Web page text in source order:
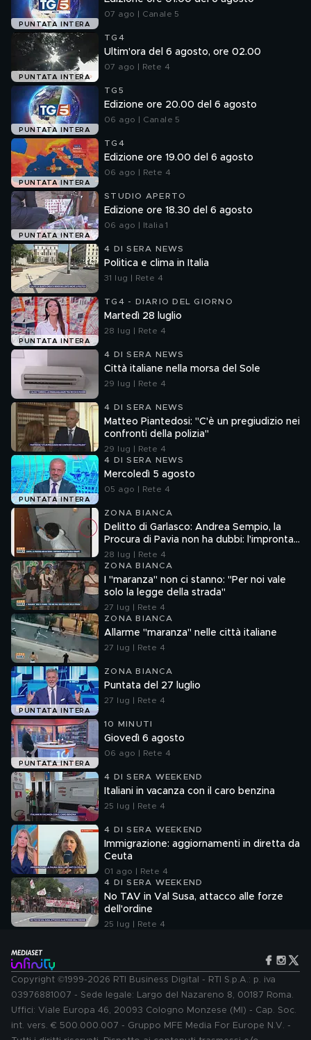
PUNTATA INTERA
07 ago | Canale 5
PUNTATA INTERA
TG4
Ultim'ora del 6 agosto, ore 02.00
07 ago | Rete 4
PUNTATA INTERA
TG5
Edizione ore 20.00 del 6 agosto
06 ago | Canale 5
PUNTATA INTERA
TG4
Edizione ore 19.00 del 6 agosto
06 ago | Rete 4
PUNTATA INTERA
STUDIO APERTO
Edizione ore 18.30 del 6 agosto
06 ago | Italia 1
4 DI SERA NEWS
Politica e clima in Italia
31 lug | Rete 4
PUNTATA INTERA
TG4 - DIARIO DEL GIORNO
Martedì 28 luglio
28 lug | Rete 4
4 DI SERA NEWS
Città italiane nella morsa del Sole
29 lug | Rete 4
4 DI SERA NEWS
Matteo Piantedosi: "C'è un pregiudizio nei
confronti della polizia"
29 lug | Rete 4
PUNTATA INTERA
4 DI SERA NEWS
Mercoledì 5 agosto
05 ago | Rete 4
ZONA BIANCA
Delitto di Garlasco: Andrea Sempio, la
Procura di Pavia non ha dubbi: l'impronta
33 è la pistola fumante
28 lug | Rete 4
ZONA BIANCA
I "maranza" non ci stanno: "Per noi vale
solo la legge della strada"
27 lug | Rete 4
ZONA BIANCA
Allarme "maranza" nelle città italiane
27 lug | Rete 4
PUNTATA INTERA
ZONA BIANCA
Puntata del 27 luglio
27 lug | Rete 4
PUNTATA INTERA
10 MINUTI
Giovedì 6 agosto
06 ago | Rete 4
4 DI SERA WEEKEND
Italiani in vacanza con il caro benzina
25 lug | Rete 4
4 DI SERA WEEKEND
Immigrazione: aggiornamenti in diretta da
Ceuta
01 ago | Rete 4
4 DI SERA WEEKEND
No TAV in Val Susa, attacco alle forze
dell'ordine
25 lug | Rete 4
Copyright ©1999-2026 RTI Business Digital - RTI S.p.A.: p. iva
03976881007 - Sede legale: Largo del Nazareno 8, 00187 Roma.
Uffici: Viale Europa 46, 20093 Cologno Monzese (MI) - Cap. Soc.
int. vers. € 500.000.007 - Gruppo MFE Media For Europe N.V. -